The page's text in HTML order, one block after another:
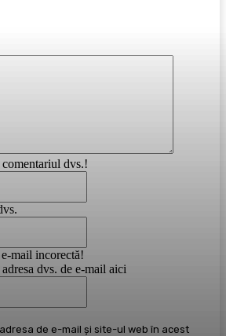
dvs.!
mail incorectă!
dvs. de e-mail aici
de e-mail și site-ul web în acest